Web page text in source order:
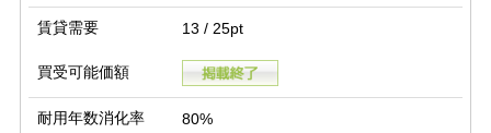
賃貸需要 13 / 25pt
買受可能価額
耐用年数消化率 80%